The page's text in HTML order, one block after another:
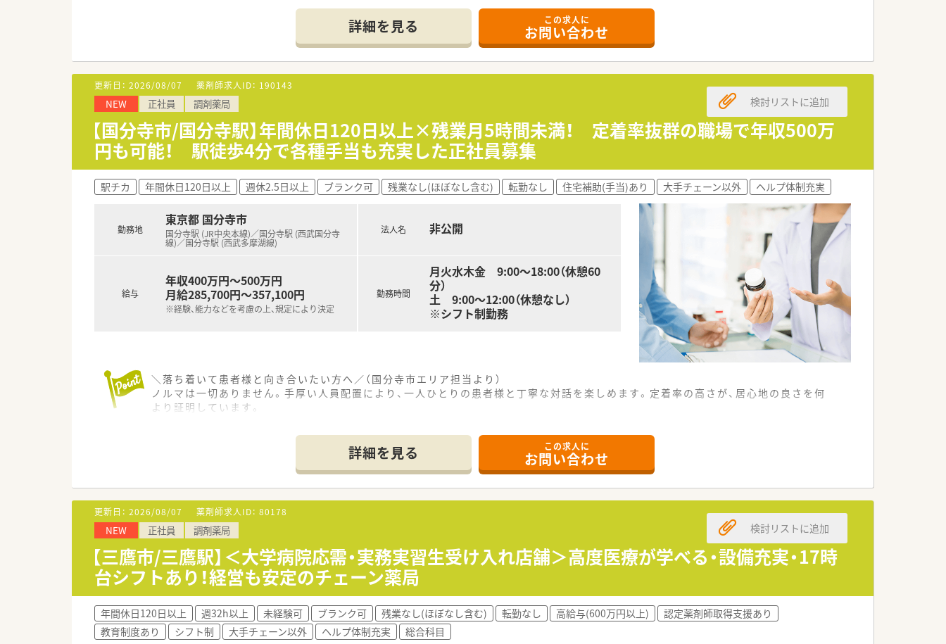
【店舗情報と応需状況について】
■JR山手線など多数の路線が乗り入れる新宿駅から徒歩3分程度と、通勤が非常に便利な立地です。
■応需科目はメンタルクリニックがメインとなる予定で、処方は比較的軽め（1～2枚）と想定されています。
■新規開局のため、応需枚数や正確な勤務者体制については、これから構築していくフェーズとなります。
【法人特徴について】
■病院経営のコンサルティングを事業の基盤としており、医療分野において多角的に展開する安定した企業となります。
■何もないところから新しい価値を創造するという理念のもとで、常に新しい挑戦を続けて成長を遂げている法人です。
■職員が心身ともに健やかに働ける環境づくりを重視しており、今後も安定した事業拡大が大きく期待されております。
【求人情報について】
■パートタイムでの勤務薬剤師の募集であり、時給などの給与条件についてはこれまでのご経験を考慮して決定いたします。
■週3日～5日で1日8時間の勤務ができる方を募集しており、フルタイムに近い形でしっかりと収入を確保したい方に最適です。
■業績と実績に応じて昇給制度が設けられており、通勤交通費もしっかりと支給されるため安心して長く働くことができます。
詳細を見る この求人に
お問い合わせ
更新日： 2026/08/07 薬剤師求人ID： 190143
NEW 正社員 調剤薬局
【国分寺市/国分寺駅】年間休日120日以上×残業月5時間未満！ 定着率抜群の職場で年収500万
円も可能！ 駅徒歩4分で各種手当も充実した正社員募集
検討リストに追加
駅チカ 年間休日120日以上 週休2.5日以上 ブランク可 残業なし(ほぼなし含む) 転勤なし 住宅補助(手当)あり 大手チェーン以外 ヘルプ体制充実
勤務地
東京都 国分寺市
国分寺駅 (JR中央本線)／国分寺駅 (西武国分寺
線)／国分寺駅 (西武多摩湖線)
給与
年収400万円～500万円
月給285,700円～357,100円
※経験、能力などを考慮の上、規定により決定
法人名 非公開
勤務時間
月火水木金 9:00～18:00（休憩60
分）
土 9:00～12:00（休憩なし）
※シフト制勤務
＼落ち着いて患者様と向き合いたい方へ／（国分寺市エリア担当より）
ノルマは一切ありません。手厚い人員配置により、一人ひとりの患者様と丁寧な対話を楽しめます。定着率の高さが、居心地の良さを何
より証明しています。
■国分寺駅から徒歩4分の好立地で、内科や整形外科をメインに1日40枚から50枚の処方箋を受け付けています。
■薬剤師は常時4名から5名体制で配置しており、一人ひとりの業務負担が少なく余裕を持って対応が可能です。
■近隣の医療機関と非常に良好な関係を築いているため、疑義照会などもスムーズに行える働きやすい環境です。
【募集背景と求める人物像について】
■今回は欠員補充ではなく、将来的な若返りを図るための定期採用として40代までの経験者の方を募集しています。
■調剤業務の経験がある即戦力の方で、患者様とのコミュニケーションや日常的な雑談を大切にできる方を歓迎します。
■現場の満足度を高めるための増員募集となっており、周囲と協力しながら円滑に業務を進められる方を求めています。
【こんな方にオススメ】
■ワークライフバランスを重視したい方や、残業がほとんどない環境で仕事とプライベートを両立させたい方に最適です。
■患者様との対話を楽しみながら、地域密着の薬局で一人ひとりに寄り添った医療を提供したい方を歓迎します。
■数字やノルマに縛られず、薬剤師としての本来の業務に専念して落ち着いて働きたいと考えている方にお勧めです。
詳細を見る この求人に
お問い合わせ
更新日： 2026/08/07 薬剤師求人ID： 80178
NEW 正社員 調剤薬局
【三鷹市/三鷹駅】＜大学病院応需・実務実習生受け入れ店舗＞高度医療が学べる・設備充実・17時
台シフトあり！経営も安定のチェーン薬局
検討リストに追加
年間休日120日以上 週32h以上 未経験可 ブランク可 残業なし(ほぼなし含む) 転勤なし 高給与(600万円以上)
認定薬剤師取得支援あり
教育制度あり
シフト制 大手チェーン以外 ヘルプ体制充実 総合科目